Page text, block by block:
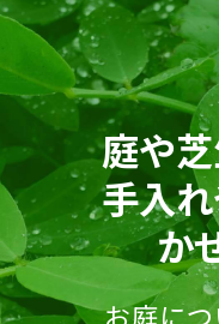
庭や
手入
か
お庭に